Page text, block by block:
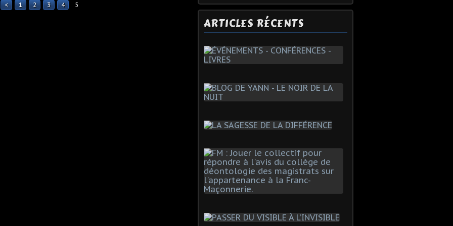
< 1 2 3 4 5
ARTICLES RÉCENTS